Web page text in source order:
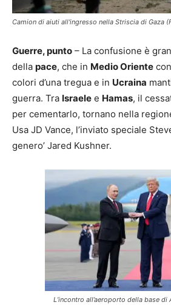
Camion di aiuti all'ingresso nella Striscia di Gaza
Guerre, punto – La confusione è
della pace, che in Medio Oriente
colori d’una tregua e in Ucraina
guerra. Tra Israele e Hamas, il
per cementarlo, tornano nella
Usa JD Vance, l’inviato speciale
genero’ Jared Kushner.
L’incontro all’aeroporto della base di